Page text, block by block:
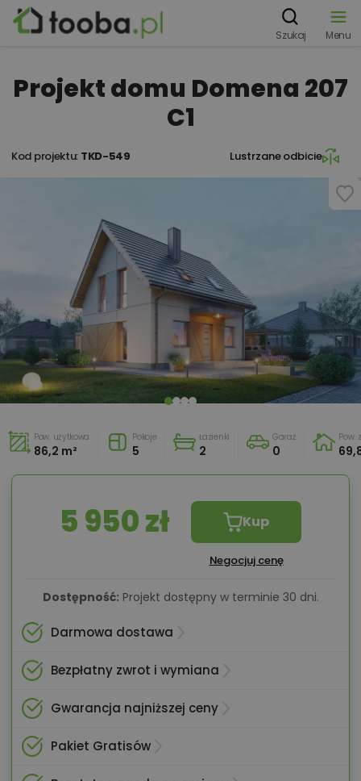
Szukaj Menu
Projekt domu Domena 207
C1
Kod projektu: TKD-549 Lustrzane odbicie
Pow. użytkowa
86,2 m²
Pokoje
5
Łazienki
2
Garaż
0
Pow.
5 950 zł Kup
Negocjuj cenę
Dostępność: Projekt dostępny w terminie 30 dni.
Darmowa dostawa
Bezpłatny zwrot i wymiana
Gwarancja najniższej ceny
Pakiet Gratisów